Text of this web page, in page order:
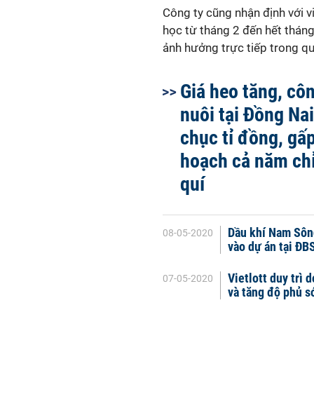
Công ty cũng nhận định với
học từ tháng 2 đến hết
ảnh hưởng trực tiếp trong
Giá heo tăng,
nuôi tại Đồng
chục tỉ đồng,
hoạch cả năm
quí
08-05-2020
Dầu khí Nam
vào dự án tại
07-05-2020
Vietlott duy trì
và tăng độ phủ